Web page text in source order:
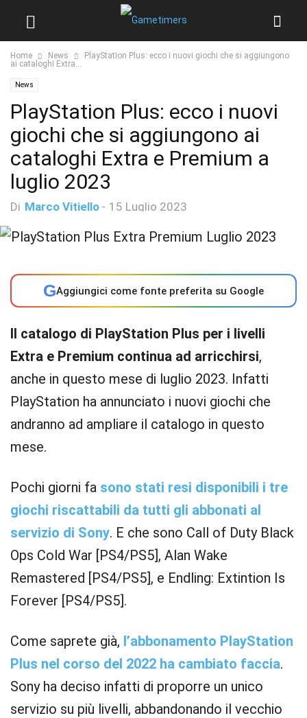
Home News
PlayStation Plus: ecco i nuovi giochi che si aggiungono
ai cataloghi Extra...
News
PlayStation Plus: ecco i nuovi
giochi che si aggiungono ai
cataloghi Extra e Premium a
luglio 2023
Di Marco Vitiello - 15 Luglio 2023
GAggiungici come fonte preferita su Google
Il catalogo di PlayStation Plus per i livelli
Extra e Premium continua ad arricchirsi,
anche in questo mese di luglio 2023. Infatti
PlayStation ha annunciato i nuovi giochi che
andranno ad ampliare il catalogo in questo
mese.
Pochi giorni fa sono stati resi disponibili i tre
giochi riscattabili da tutti gli abbonati al
servizio di Sony. E che sono Call of Duty Black
Ops Cold War [PS4/PS5], Alan Wake
Remastered [PS4/PS5], e Endling: Extintion Is
Forever [PS4/PS5].
Come saprete già, l’abbonamento PlayStation
Plus nel corso del 2022 ha cambiato faccia.
Sony ha deciso infatti di proporre un unico
servizio su più livelli, abbandonando il vecchio